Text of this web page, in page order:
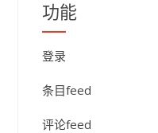
功能
登录
条目feed
评论feed